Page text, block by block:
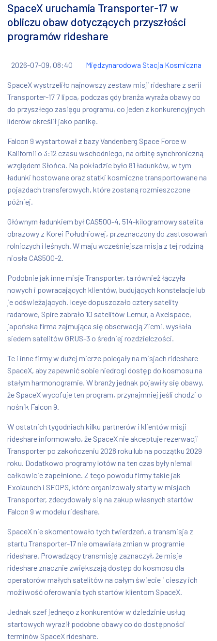
SpaceX uruchamia Transporter-17 w
obliczu obaw dotyczących przyszłości
programów rideshare
2026-07-09, 08:40 Międzynarodowa Stacja Kosmiczna
SpaceX wystrzeliło najnowszy zestaw misji rideshare z serii
Transporter-17 7 lipca, podczas gdy branża wyraża obawy co
do przyszłego zasięgu programu, co jeden z konkurencyjnych
liderów określił jako panikę.
Falcon 9 wystartował z bazy Vandenberg Space Force w
Kalifornii o 3:12 czasu wschodniego, na orbitę synchroniczną
względem Słońca. Na pokładzie było 81 ładunków, w tym
ładunki hostowane oraz statki kosmiczne transportowane na
pojazdach transferowych, które zostaną rozmieszczone
później.
Głównym ładunkiem był CAS500-4, 514-kilogramowy satelita
obrazowy z Korei Południowej, przeznaczony do zastosowań
rolniczych i leśnych. W maju wcześniejsza misja z tej rodziną
niosła CAS500-2.
Podobnie jak inne misje Transporter, ta również łączyła
nowych i powracających klientów, budujących konstelacje lub
je odświeżających. Iceye dopuszczało cztery satelity
radarowe, Spire zabrało 10 satelitów Lemur, a Axelspace,
japońska firma zajmująca się obserwacją Ziemi, wysłała
siedem satelitów GRUS-3 o średniej rozdzielczości.
Te i inne firmy w dużej mierze polegały na misjach rideshare
SpaceX, aby zapewnić sobie niedrogi dostęp do kosmosu na
stałym harmonogramie. W branży jednak pojawiły się obawy,
że SpaceX wycofuje ten program, przynajmniej jeśli chodzi o
nośnik Falcon 9.
W ostatnich tygodniach kilku partnerów i klientów misji
rideshare informowało, że SpaceX nie akceptuje rezerwacji
Transporter po zakończeniu 2028 roku lub na początku 2029
roku. Dodatkowo programy lotów na ten czas były niemal
całkowicie zapełnione. Z tego powodu firmy takie jak
Exolaunch i SEOPS, które organizowały starty w misjach
Transporter, zdecydowały się na zakup własnych startów
Falcon 9 w modelu rideshare.
SpaceX nie skomentowało tych twierdzeń, a transmisja z
startu Transporter-17 nie omawiała zmian w programie
rideshare. Prowadzący transmisję zaznaczył, że misje
rideshare znacznie zwiększają dostęp do kosmosu dla
operatorów małych satelitów na całym świecie i cieszy ich
możliwość oferowania tych startów klientom SpaceX.
Jednak szef jednego z konkurentów w dziedzinie usług
startowych wyraził podobne obawy co do dostępności
terminów SpaceX rideshare.